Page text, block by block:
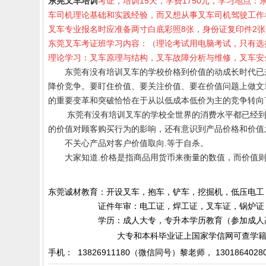
车司机理论基础和实践经验，而又想从事叉车司机驾驶工作
叉车专业报名时应准备两寸白底彩照8张，身份证复印件2
东莞叉车考证班学习内容：（理论考试用电脑考试，只有
理论学习：叉车原理与结构，叉车故障分析与维修，叉车
东莞有没有培训叉车的学校价格到价值的动成长时代
降价竞争。要盯住价值、要关注价值、要在价值问题上做
的重要变革和突破恰恰在于从以低成本低价为主的竞争转
东莞有没有培训叉车的学校全世界的消费水平都已经
的价值对顾客购买行为的影响，还有意识到产品价格和价
不关心产品对客户价值取向 等于自杀。
大家知道 价格是指商品用货币来衡量的数值，而价值
东莞诚材教育：开设叉车，抱车，铲车，挖掘机，低压电
证件年审：电工证，焊工证，叉车证，锅炉证，
学历：成人大专，专升本学历教育（参加成人高考
大专和本科毕业证上国家学信网可查学籍和
手机： 13826911180（微信同号）黎老师，